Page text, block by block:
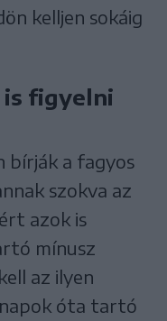
kelljen sokáig
figyelni
bírják a fagyos
szokva az
azok is
mínusz
az ilyen
óta tartó